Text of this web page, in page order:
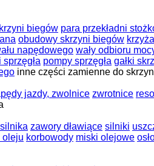
biegów para przekładni
obudowy skrzyni biegów
napędowego wały odbioru
sprzęgła pompy sprzęgła gałki
inne części zamienne do
jazdy, zwolnice zwrotnice
zawory dławiące silniki
oleju korbowody miski olejowe